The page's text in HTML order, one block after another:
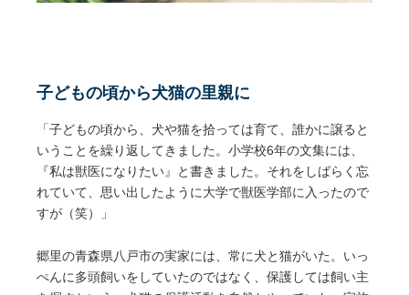
子どもの頃から犬猫の里親に
「子どもの頃から、犬や猫を拾っては育て、誰かに譲ると
いうことを繰り返してきました。小学校6年の文集には、
『私は獣医になりたい』と書きました。それをしばらく忘
れていて、思い出したように大学で獣医学部に入ったので
すが（笑）」
郷里の青森県八戸市の実家には、常に犬と猫がいた。いっ
ぺんに多頭飼いをしていたのではなく、保護しては飼い主